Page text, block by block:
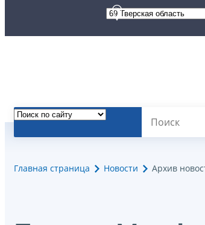
Главная страница Новости Архив